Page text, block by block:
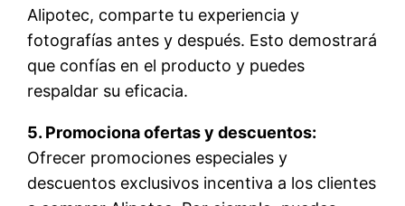
Alipotec, comparte tu experiencia y
fotografías antes y después. Esto demostrará
que confías en el producto y puedes
respaldar su eficacia.
5. Promociona ofertas y descuentos:
Ofrecer promociones especiales y
descuentos exclusivos incentiva a los clientes